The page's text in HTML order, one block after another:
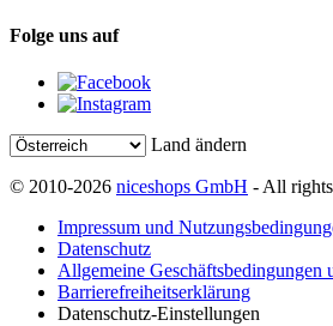
Folge uns auf
Land ändern
© 2010-2026 niceshops GmbH - All
Impressum und
Datenschutz
Allgemeine Geschäftsbedingungen
Barrierefreiheitserklärung
Datenschutz-Einstellungen